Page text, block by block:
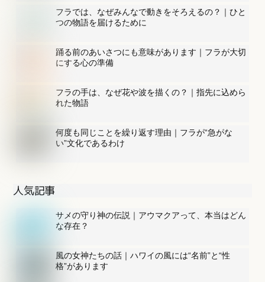
フラでは、なぜみんなで動きをそろえるの？｜ひと
つの物語を届けるために
踊る前のあいさつにも意味があります｜フラが大切
にする心の準備
フラの手は、なぜ花や波を描くの？｜指先に込めら
れた物語
何度も同じことを繰り返す理由｜フラが“急がな
い”文化であるわけ
人気記事
サメの守り神の伝説｜アウマクアって、本当はどん
な存在？
風の女神たちの話｜ハワイの風には“名前”と“性
格”があります